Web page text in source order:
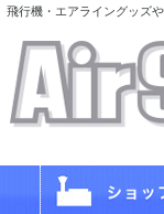
飛行機・エアライングッズ